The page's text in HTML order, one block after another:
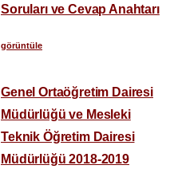
Soruları ve Cevap Anahtarı
görüntüle
Genel Ortaöğretim Dairesi
Müdürlüğü ve Mesleki
Teknik Öğretim Dairesi
Müdürlüğü 2018-2019